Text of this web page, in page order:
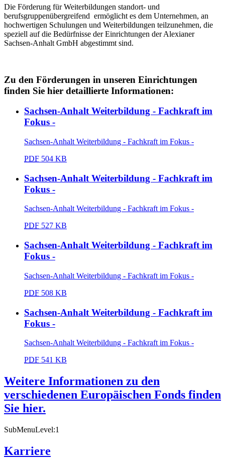
Die Förderung für Weiterbildungen standort- und
berufsgruppenübergreifend ermöglicht es dem Unternehmen, an
hochwertigen Schulungen und Weiterbildungen teilzunehmen, die
speziell auf die Bedürfnisse der Einrichtungen der Alexianer
Sachsen-Anhalt GmbH abgestimmt sind.
Zu den Förderungen in unseren Einrichtungen
finden Sie hier detaillierte Informationen:
Sachsen-Anhalt Weiterbildung - Fachkraft im
Fokus -
Sachsen-Anhalt Weiterbildung - Fachkraft im Fokus -
PDF 504 KB
Sachsen-Anhalt Weiterbildung - Fachkraft im
Fokus -
Sachsen-Anhalt Weiterbildung - Fachkraft im Fokus -
PDF 527 KB
Sachsen-Anhalt Weiterbildung - Fachkraft im
Fokus -
Sachsen-Anhalt Weiterbildung - Fachkraft im Fokus -
PDF 508 KB
Sachsen-Anhalt Weiterbildung - Fachkraft im
Fokus -
Sachsen-Anhalt Weiterbildung - Fachkraft im Fokus -
PDF 541 KB
Weitere Informationen zu den
verschiedenen Europäischen Fonds finden
Sie hier.
SubMenuLevel:1
Karriere